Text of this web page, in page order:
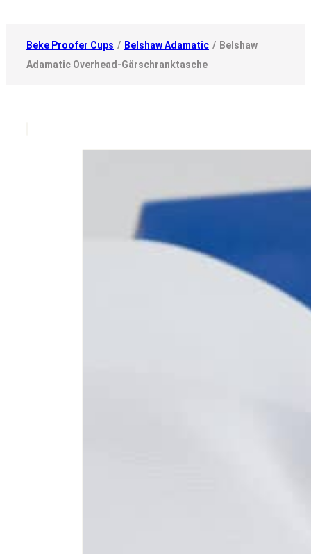
Beke Proofer Cups / Belshaw Adamatic / Belshaw
Adamatic Overhead-Gärschranktasche